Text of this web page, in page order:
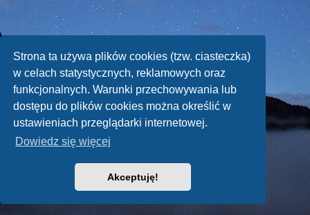
Strona ta używa plików cookies (tzw. ciasteczka)
w celach statystycznych, reklamowych oraz
funkcjonalnych. Warunki przechowywania lub
dostępu do plików cookies można określić w
ustawieniach przeglądarki internetowej.
Dowiedz się więcej
Akceptuję!